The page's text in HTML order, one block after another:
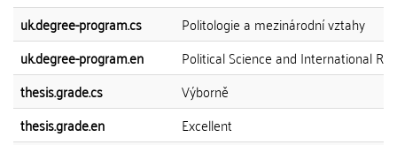
uk.degree-program.cs
Politologie a mezinárodní vztahy
uk.degree-program.en
Political Science and International
thesis.grade.cs
Výborně
thesis.grade.en
Excellent